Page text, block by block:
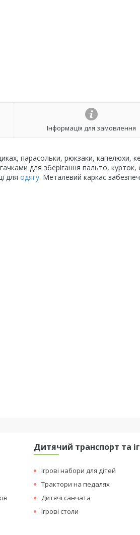
Інформація для замовлення
парасольки, рюкзаки, капелюхи,
для зберігання пальто, курток,
для одягу. Металевий каркас
Дитячий транспорт та
Ігрові набори для дітей
Трактори на педалях
Дитячі санчата
Ігрові столи